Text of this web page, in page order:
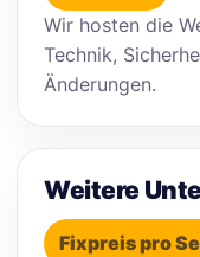
Wir hosten die
Technik,
Änderungen.
Weitere
Fixpreis pro